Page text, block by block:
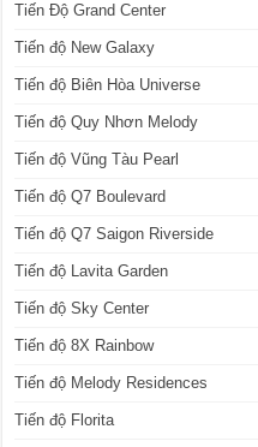
Tiến Độ Grand Center
Tiến độ New Galaxy
Tiến độ Biên Hòa Universe
Tiến độ Quy Nhơn Melody
Tiến độ Vũng Tàu Pearl
Tiến độ Q7 Boulevard
Tiến độ Q7 Saigon Riverside
Tiến độ Lavita Garden
Tiến độ Sky Center
Tiến độ 8X Rainbow
Tiến độ Melody Residences
Tiến độ Florita